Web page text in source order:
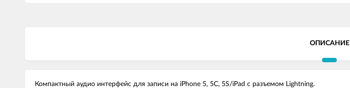
ОПИСАНИЕ
Компактный аудио интерфейс для записи на iPhone 5, 5C, 5S/iPad с разъемом Lightning.